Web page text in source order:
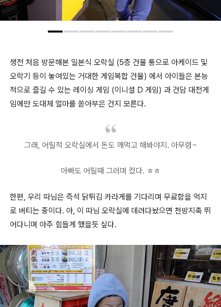
생전 처음 방문해본 일본식 오락실 (5층 건물 통으로 아케이드 및
오락기 등이 놓여있는 거대한 게임복합 건물) 에서 아이들은 본능
적으로 즐길 수 있는 레이싱 게임 (이니셜 D 게임) 과 건담 대전게
임에만 도대체 얼마를 쏟아부은 건지 모른다.
그래, 어릴적 오락실에서 돈도 깨먹고 해봐야지. 아무렴~
아빠도 어릴때 그러며 컸다. ㅎㅎ
한편, 우리 따님은 즉석 닭튀김 카라게를 기다리며 무료함을 억지
로 버티는 중이다. 아, 이 따님 오락실에 데려다놨으면 천방지축 뛰
어다니며 아주 힘들게 했을듯 싶다.